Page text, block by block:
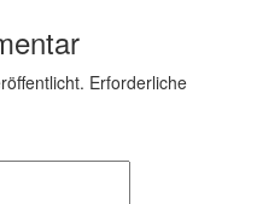
Erforderliche